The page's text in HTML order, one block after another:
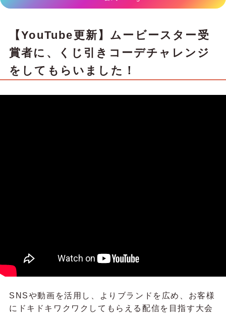
【YouTube更新】ムービースター受
賞者に、くじ引きコーデチャレンジ
をしてもらいました！
SNSや動画を活用し、よりブランドを広め、お客様
にドキドキワクワクしてもらえる配信を目指す大会